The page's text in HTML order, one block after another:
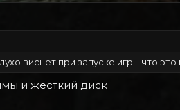
виснет при запуске игр... что
и жесткий диск